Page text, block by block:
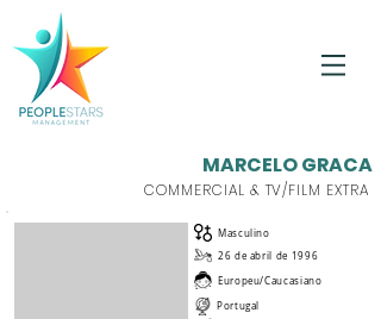
MARCELO GRACA
COMMERCIAL & TV/FILM EXTRA
Masculino
26 de abril de 1996
Europeu/Caucasiano
Portugal